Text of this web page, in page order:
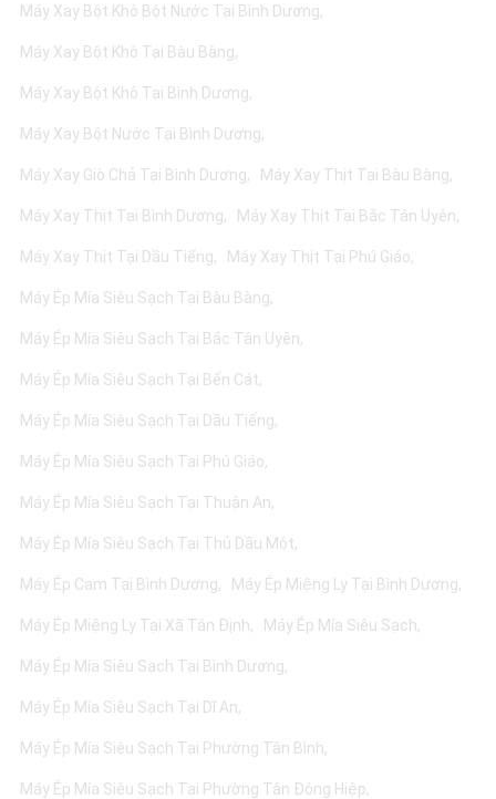
Máy Xay Bột Khô Bột Nước Tại Bình Dương
Máy Xay Bột Khô Tại Bàu Bàng
Máy Xay Bột Khô Tại Bình Dương
Máy Xay Bột Nước Tại Bình Dương
Máy Xay Giò Chả Tại Bình Dương Máy Xay Thịt Tại Bàu Bàng
Máy Xay Thịt Tại Bình Dương Máy Xay Thịt Tại Bắc Tân Uyên
Máy Xay Thịt Tại Dầu Tiếng Máy Xay Thịt Tại Phú Giáo
Máy Ép Mía Siêu Sạch Tại Bàu Bàng
Máy Ép Mía Siêu Sạch Tại Bắc Tân Uyên
Máy Ép Mía Siêu Sạch Tại Bến Cát
Máy Ép Mía Siêu Sạch Tại Dầu Tiếng
Máy Ép Mía Siêu Sạch Tại Phú Giáo
Máy Ép Mía Siêu Sạch Tại Thuận An
Máy Ép Mía Siêu Sạch Tại Thủ Dầu Một
Máy Ép Cam Tại Bình Dương Máy Ép Miệng Ly Tại Bình Dương
Máy Ép Miệng Ly Tại Xã Tân Định Máy Ép Mía Siêu Sạch
Máy Ép Mía Siêu Sạch Tại Bình Dương
Máy Ép Mía Siêu Sạch Tại Dĩ An
Máy Ép Mía Siêu Sạch Tại Phường Tân Bình
Máy Ép Mía Siêu Sạch Tại Phường Tân Đông Hiệp